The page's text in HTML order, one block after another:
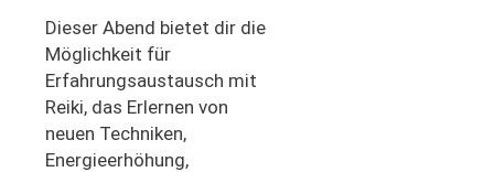
Dieser Abend bietet dir die
Möglichkeit für
Erfahrungsaustausch mit
Reiki, das Erlernen von
neuen Techniken,
Energieerhöhung,